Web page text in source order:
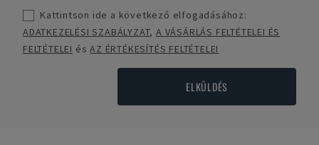
Kattintson ide a következő elfogadásához:
ADATKEZELÉSI SZABÁLYZAT,A VÁSÁRLÁS FELTÉTELEI ÉS
FELTÉTELEI ésAZ ÉRTÉKESÍTÉS FELTÉTELEI
ELKÜLDÉS